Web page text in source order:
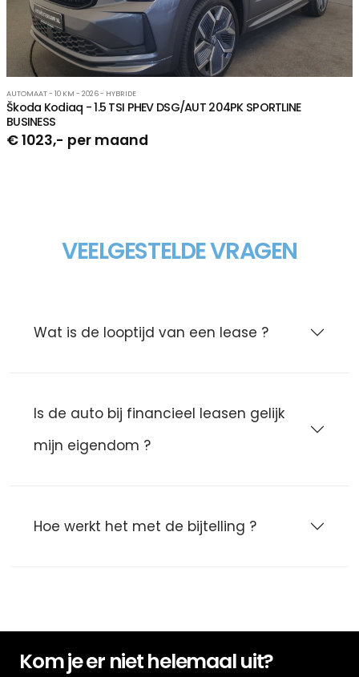
AUTOMAAT - 10 KM - 2026 - HYBRIDE
Škoda Kodiaq - 1.5 TSI PHEV DSG/AUT 204PK SPORTLINE
BUSINESS
€ 1023,- per maand
VEELGESTELDE VRAGEN
Wat is de looptijd van een lease ?
Is de auto bij financieel leasen gelijk
mijn eigendom ?
Hoe werkt het met de bijtelling ?
Kom je er niet helemaal uit?